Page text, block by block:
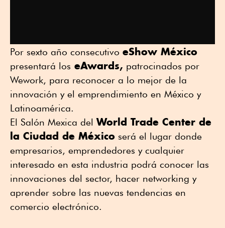
Por sexto año consecutivo eShow México
presentará los eAwards, patrocinados por
Wework, para reconocer a lo mejor de la
innovación y el emprendimiento en México y
Latinoamérica.
El Salón Mexica delWorld Trade Center de
la Ciudad de México será el lugar donde
empresarios, emprendedores y cualquier
interesado en esta industria podrá conocer las
innovaciones del sector, hacer networking y
aprender sobre las nuevas tendencias en
comercio electrónico.